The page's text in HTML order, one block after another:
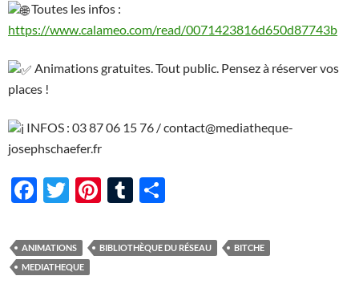
Toutes les infos :
https://www.calameo.com/read/0071423816d650d87743b
Animations gratuites. Tout public. Pensez à réserver vos
places !
INFOS : 03 87 06 15 76 / contact@mediatheque-
josephschaefer.fr
F
e
b
T
itt
er
Pi
er
T
m ta
ANIMATIONS BIBLIOTHÈQUE DU RÉSEAU
BITCHE
MEDIATHEQUE